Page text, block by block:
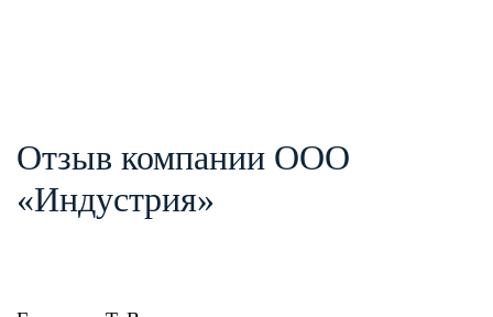
Отзыв компании ООО
«Индустрия»